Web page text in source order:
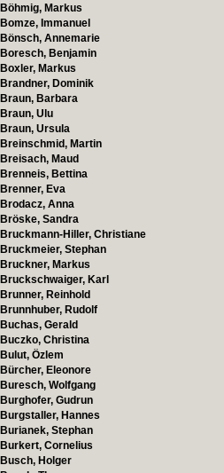
Böhmig, Markus
Bomze, Immanuel
Bönsch, Annemarie
Boresch, Benjamin
Boxler, Markus
Brandner, Dominik
Braun, Barbara
Braun, Ulu
Braun, Ursula
Breinschmid, Martin
Breisach, Maud
Brenneis, Bettina
Brenner, Eva
Brodacz, Anna
Bröske, Sandra
Bruckmann-Hiller, Christiane
Bruckmeier, Stephan
Bruckner, Markus
Bruckschwaiger, Karl
Brunner, Reinhold
Brunnhuber, Rudolf
Buchas, Gerald
Buczko, Christina
Bulut, Özlem
Bürcher, Eleonore
Buresch, Wolfgang
Burghofer, Gudrun
Burgstaller, Hannes
Burianek, Stephan
Burkert, Cornelius
Busch, Holger